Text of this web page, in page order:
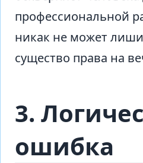
профессиональной
никак не может
существо права на
3.
ошибка